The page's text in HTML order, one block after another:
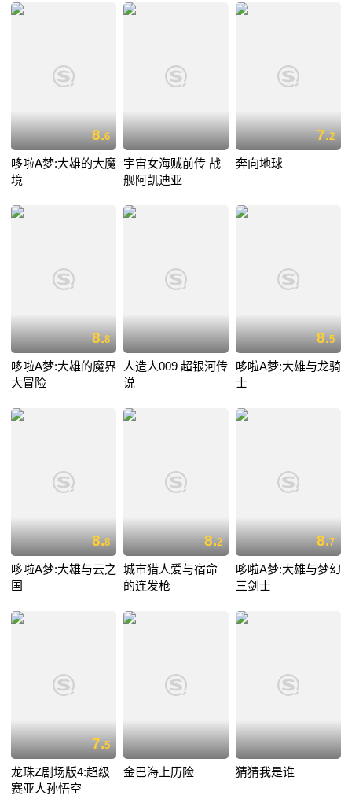
8.6
哆啦A梦:大雄的大魔
境
宇宙女海贼前传 战
舰阿凯迪亚
7.2
奔向地球
8.8
哆啦A梦:大雄的魔界
大冒险
人造人009 超银河传
说
8.5
哆啦A梦:大雄与龙骑
士
8.8
哆啦A梦:大雄与云之
国
8.2
城市猎人爱与宿命
的连发枪
8.7
哆啦A梦:大雄与梦幻
三剑士
7.5
龙珠Z剧场版4:超级
赛亚人孙悟空
金巴海上历险 猜猜我是谁